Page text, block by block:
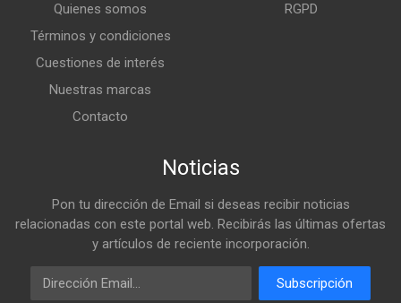
Quienes somos
Términos y condiciones
Cuestiones de interés
Nuestras marcas
Contacto
RGPD
Noticias
Pon tu dirección de Email si deseas recibir noticias
relacionadas con este portal web. Recibirás las últimas ofertas
y artículos de reciente incorporación.
Email
Subscripción